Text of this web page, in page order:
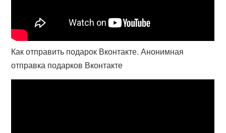
Как отправить подарок Вконтакте. Анонимная
отправка подарков Вконтакте